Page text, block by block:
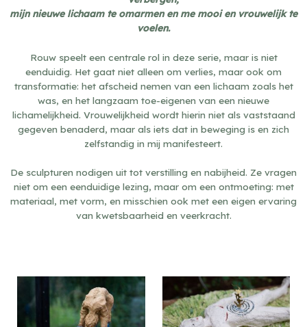
mijn nieuwe lichaam te omarmen en me mooi en vrouwelijk te
voelen.
Rouw speelt een centrale rol in deze serie, maar is niet
eenduidig. Het gaat niet alleen om verlies, maar ook om
transformatie: het afscheid nemen van een lichaam zoals het
was, en het langzaam toe-eigenen van een nieuwe
lichamelijkheid. Vrouwelijkheid wordt hierin niet als vaststaand
gegeven benaderd, maar als iets dat in beweging is en zich
zelfstandig in mij manifesteert.
De sculpturen nodigen uit tot verstilling en nabijheid. Ze vragen
niet om een eenduidige lezing, maar om een ontmoeting: met
materiaal, met vorm, en misschien ook met een eigen ervaring
van kwetsbaarheid en veerkracht.
Sensitive niple, 2022 Sensitive niple, 2022